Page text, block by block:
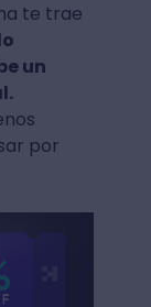
te trae
un
por